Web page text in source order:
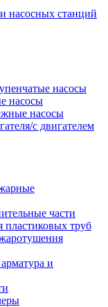
насосных станций
насосы
насосы
насосы
с двигателем
части
труб
и